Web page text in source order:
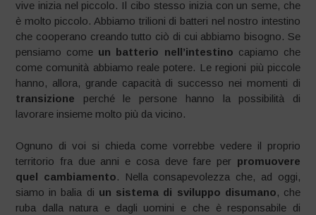
vive inizia nel piccolo. Il cibo stesso inizia con un seme, che
è molto piccolo. Abbiamo trilioni di batteri nel nostro intestino
che cooperano creando tutto ciò di cui abbiamo bisogno. Se
pensiamo come un batterio nell’intestino capiamo che
come comunità abbiamo reale potere. Le regioni più piccole
hanno, allora, grande capacità di successo nei momenti di
transizione perché le persone hanno la possibilità di
lavorare insieme molto più da vicino.
Ognuno di voi si chieda come vorrebbe vedere il proprio
territorio fra due anni e cosa deve fare per promuovere
quel cambiamento. Nella consapevolezza che, ad oggi,
siamo in balia di un sistema di sviluppo disumano, che
ruba dalla natura e dagli uomini e che è responsabile di